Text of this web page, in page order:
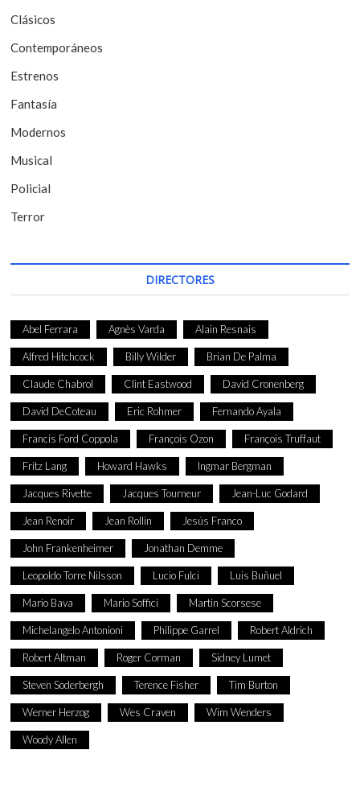
e
n
t
r
a
d
a
s
Clásicos
Contemporáneos
Estrenos
Fantasía
Modernos
Musical
Policial
Terror
DIRECTORES
Abel Ferrara Agnès Varda Alain Resnais
Alfred Hitchcock Billy Wilder Brian De Palma
Claude Chabrol Clint Eastwood David Cronenberg
David DeCoteau Eric Rohmer Fernando Ayala
Francis Ford Coppola François Ozon François Truffaut
Fritz Lang Howard Hawks Ingmar Bergman
Jacques Rivette Jacques Tourneur Jean-Luc Godard
Jean Renoir Jean Rollin Jesús Franco
John Frankenheimer Jonathan Demme
Leopoldo Torre Nilsson Lucio Fulci Luis Buñuel
Mario Bava Mario Soffici Martin Scorsese
Michelangelo Antonioni Philippe Garrel Robert Aldrich
Robert Altman Roger Corman Sidney Lumet
Steven Soderbergh Terence Fisher Tim Burton
Werner Herzog Wes Craven Wim Wenders
Woody Allen